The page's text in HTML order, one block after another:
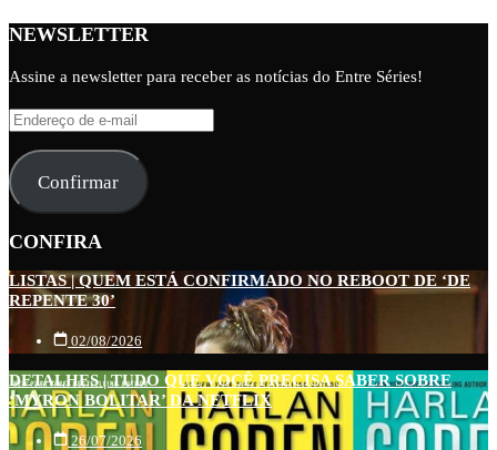
NEWSLETTER
Assine a newsletter para receber as notícias do Entre Séries!
Endereço
e-
mail
Confirmar
CONFIRA
LISTAS | QUEM ESTÁ CONFIRMADO NO REBOOT DE ‘DE
REPENTE 30’
02/08/2026
DETALHES | TUDO QUE VOCÊ PRECISA SABER SOBRE
‘MYRON BOLITAR’ DA NETFLIX
26/07/2026